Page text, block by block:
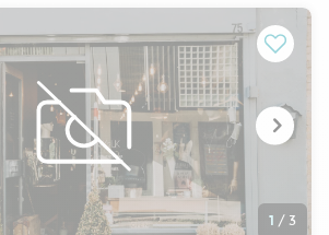
et réglementaires propres
Avec sa surface de 71,6 m², ce lot
et facilement exploitable,
projets professionnels. Sa configuration
un aménagement clair selon les besoins
recherché. Le local sera proposé
adaptées à une mise en exploitation
de livraison du programme. Prix de
: 20 % Livraison prévisionnelle : T2
Chabrier, 06300 Nice Programme :
1 / 3